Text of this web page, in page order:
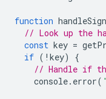
function
// Look up the
const key =
if ( ! key)
{
// Handle if
console. error(